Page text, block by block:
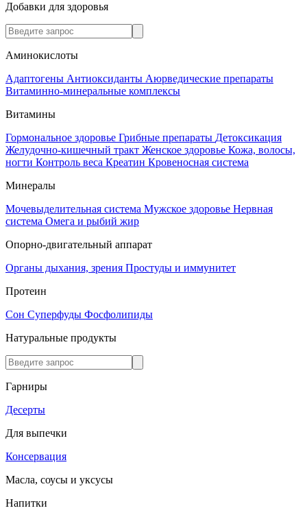
Добавки для здоровья
Аминокислоты
Адаптогены Антиоксиданты Аюрведические препараты
Витаминно-минеральные комплексы
Витамины
Гормональное здоровье Грибные препараты Детоксикация
Желудочно-кишечный тракт Женское здоровье Кожа, волосы,
ногти Контроль веса Креатин Кровеносная система
Минералы
Мочевыделительная система Мужское здоровье Нервная
система Омега и рыбий жир
Опорно-двигательный аппарат
Органы дыхания, зрения Простуды и иммунитет
Протеин
Сон Суперфуды Фосфолипиды
Натуральные продукты
Гарниры
Десерты
Для выпечки
Консервация
Масла, соусы и уксусы
Напитки